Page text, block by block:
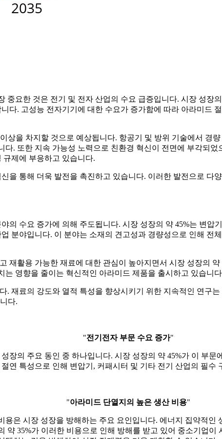
중요한 것은 전기 및 전자 산업의 수요 급증입니다. 시장 성장
다. 고성능 전자기기에 대한 수요가 증가함에 따라 아라미드
상을 차지할 것으로 예상됩니다. 항공기 및 방위 기술에서 경
. 또한 지속 가능성 노력으로 친환경 혁신이 전면에 부각되
제에 부응하고 있습니다.
을 통해 더욱 발전을 촉진하고 있습니다. 이러한 발전으로 다
의 수요 증가에 의해 주도됩니다. 시장 성장의 약 45%는 변압
분야입니다. 이 분야는 소재의 견고성과 경량성으로 인해 전
재활용 가능한 재료에 대한 관심이 높아지면서 시장 성장의
영향을 줄이는 혁신적인 아라미드 제품을 출시하고 있습니
. 재료의 강도와 열적 특성을 향상시키기 위한 지속적인 연구
다.
"전기전자 부문 수요 증가"
장의 주요 동인 중 하나입니다. 시장 성장의 약 45%가 이 부
연 특성으로 인해 변압기, 커패시터 및 기타 전기 산업의 필수
"아라미드 단열지의 높은 생산 비용"
은 시장 성장을 방해하는 주요 요인입니다. 에너지 집약적인
35%가 이러한 비용으로 인해 방해를 받고 있어 중소기업이